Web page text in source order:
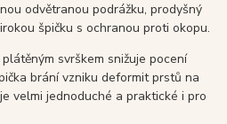
odvětranou podrážku, prodyšný
špičku s ochranou proti okopu.
svrškem snižuje pocení
brání vzniku deformit prstů na
velmi jednoduché a praktické i pro